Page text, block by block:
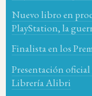
Nuevo libro en
PlayStation, la
Finalista en los
Presentación
Librería Alibri